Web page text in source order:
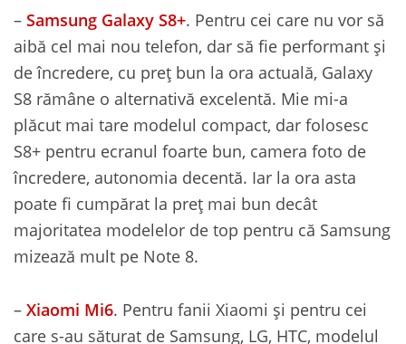
– Samsung Galaxy S8+. Pentru cei care nu vor să
aibă cel mai nou telefon, dar să fie performant și
de încredere, cu preț bun la ora actuală, Galaxy
S8 rămâne o alternativă excelentă. Mie mi-a
plăcut mai tare modelul compact, dar folosesc
S8+ pentru ecranul foarte bun, camera foto de
încredere, autonomia decentă. Iar la ora asta
poate fi cumpărat la preț mai bun decât
majoritatea modelelor de top pentru că Samsung
mizează mult pe Note 8.
– Xiaomi Mi6. Pentru fanii Xiaomi și pentru cei
care s-au săturat de Samsung, LG, HTC, modelul